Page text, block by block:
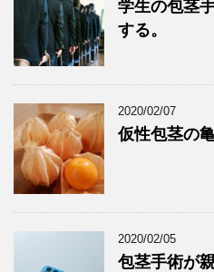
学生の包茎
する。
2020/02/07
仮性包茎の
2020/02/05
包茎手術が